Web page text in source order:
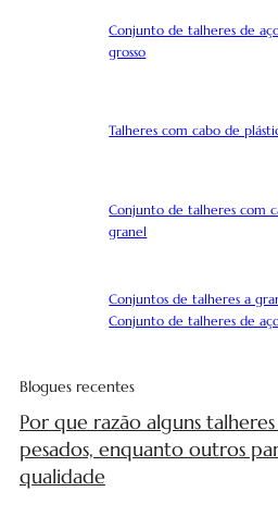
Conjunto de talheres de
grosso
Talheres com cabo de
Conjunto de talheres com
granel
Conjuntos de talheres a
Conjunto de talheres de
Blogues recentes
Por que razão alguns
pesados, enquanto outros
qualidade